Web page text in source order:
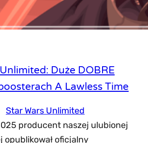
Duże DOBRE
A Lawless Time
Star Wars Unlimited
producent naszej ulubionej
opublikował oficjalny